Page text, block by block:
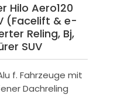
Hilo Aero120
(Facelift & e-
Reling, Bj,
SUV
f. Fahrzeuge mit
Dachreling